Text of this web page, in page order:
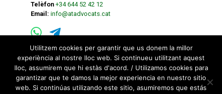
Telèfon +34 644 52 42 12
Email: info@atadvocats.cat
Utilitzem cookies per garantir que us donem la millor
experiència al nostre lloc web. Si continueu utilitzant aquest
lloc, assumirem que hi estàs d'acord. / Utilizamos cookies para
garantizar que te damos la mejor experiencia en nuestro sitio
web. Si continúas utilizando este sitio, asumiremos que estás